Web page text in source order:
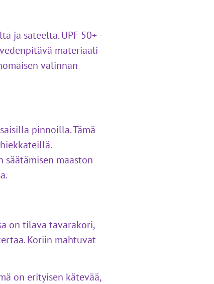
ja sateelta. UPF 50+ -
materiaali
valinnan
pinnoilla. Tämä
maaston
on tilava tavarakori,
Koriin mahtuvat
on erityisen kätevää,